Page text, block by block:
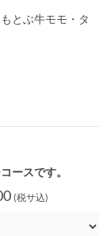
とぶ牛モモ・タ
ースです。
(税サ込)